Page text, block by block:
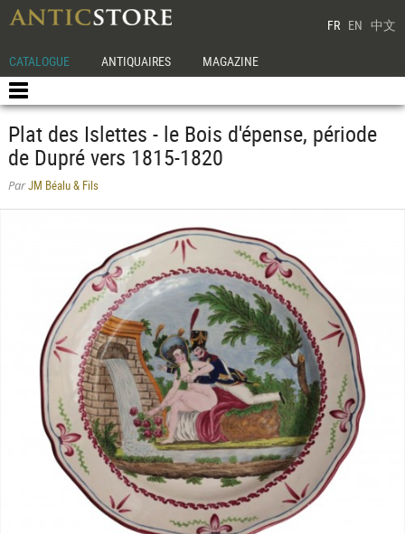
FR EN 中文
CATALOGUE ANTIQUAIRES MAGAZINE
Plat des Islettes - le Bois d'épense, période
de Dupré vers 1815-1820
ParJM Béalu & Fils